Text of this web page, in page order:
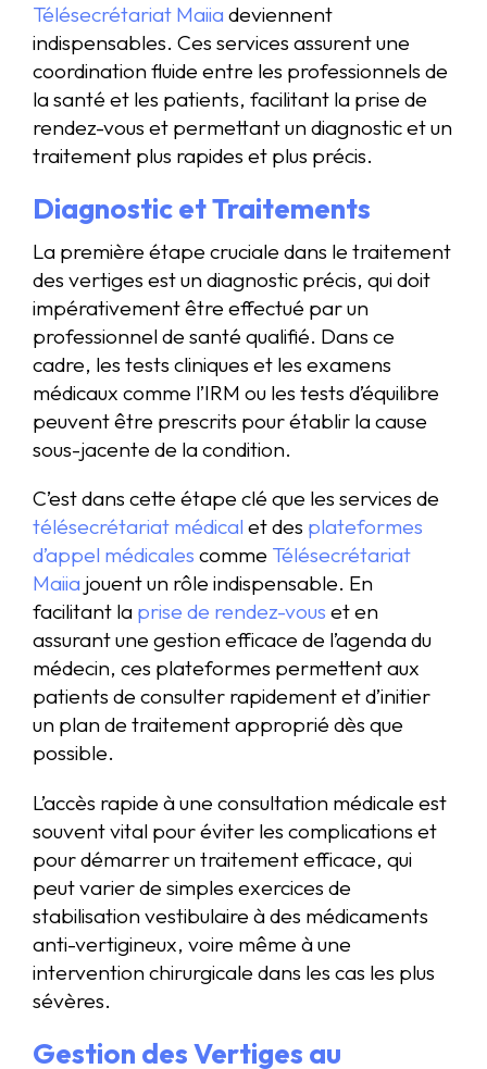
Télésecrétariat Maiia deviennent
indispensables. Ces services assurent une
coordination fluide entre les professionnels de
la santé et les patients, facilitant la prise de
rendez-vous et permettant un diagnostic et un
traitement plus rapides et plus précis.
Diagnostic et Traitements
La première étape cruciale dans le traitement
des vertiges est un diagnostic précis, qui doit
impérativement être effectué par un
professionnel de santé qualifié. Dans ce
cadre, les tests cliniques et les examens
médicaux comme l’IRM ou les tests d’équilibre
peuvent être prescrits pour établir la cause
sous-jacente de la condition.
C’est dans cette étape clé que les services de
télésecrétariat médical et des plateformes
d’appel médicales comme Télésecrétariat
Maiia jouent un rôle indispensable. En
facilitant la prise de rendez-vous et en
assurant une gestion efficace de l’agenda du
médecin, ces plateformes permettent aux
patients de consulter rapidement et d’initier
un plan de traitement approprié dès que
possible.
L’accès rapide à une consultation médicale est
souvent vital pour éviter les complications et
pour démarrer un traitement efficace, qui
peut varier de simples exercices de
stabilisation vestibulaire à des médicaments
anti-vertigineux, voire même à une
intervention chirurgicale dans les cas les plus
sévères.
Gestion des Vertiges au